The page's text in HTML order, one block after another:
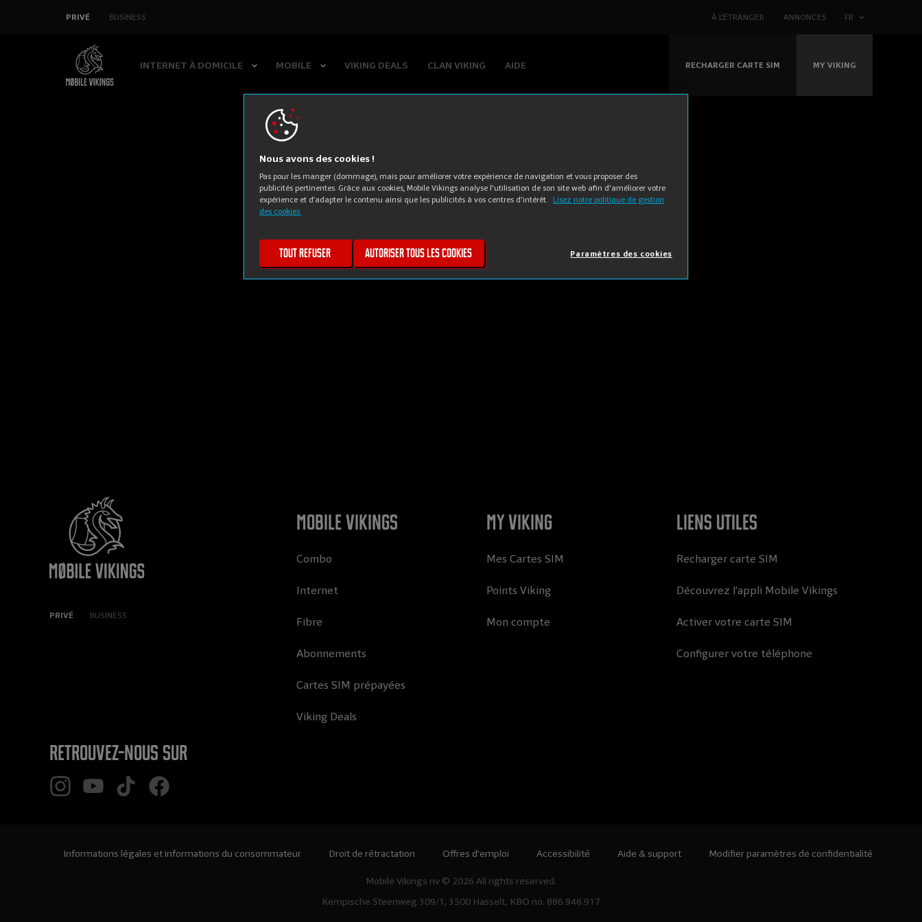
NAVIGATION
PRIVÉ BUSINESS À L’ÉTRANGER ANNONCES FR
INTERNET À DOMICILE MOBILE VIKING DEALS CLAN VIKING AIDE RECHARGER CARTE SIM MY VIKING
PRIVÉ BUSINESS
Mobile Vikings
Combo
Internet
Fibre
Abonnements
Cartes SIM prépayées
Viking Deals
My Viking
Mes Cartes SIM
Points Viking
Mon compte
Liens utiles
Recharger carte SIM
Découvrez l’appli Mobile Vikings
Activer votre carte SIM
Configurer votre téléphone
Retrouvez-nous sur
Informations légales et informations du consommateur Droit de rétractation Offres d'emploi Accessibilité Aide & support Modifier paramètres de confidentialité
Mobile Vikings nv © 2026 All rights reserved.
Kempische Steenweg 309/1, 3500 Hasselt, KBO no. 886.946.917
Nous avons des cookies !
Pas pour les manger (dommage), mais pour améliorer votre expérience de navigation et vous proposer des
publicités pertinentes. Grâce aux cookies, Mobile Vikings analyse l'utilisation de son site web afin d'améliorer votre
expérience et d’adapter le contenu ainsi que les publicités à vos centres d'intérêt.
Lisez notre politique de gestion
des cookies.
Paramètres des cookies
Tout refuser Autoriser tous les cookies